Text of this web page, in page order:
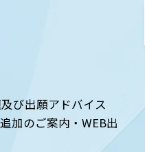
び出願アドバイス
加のご案内・WEB出